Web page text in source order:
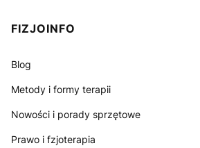
FIZJOINFO
Blog
Metody i formy terapii
Nowości i porady sprzętowe
Prawo i fzjoterapia